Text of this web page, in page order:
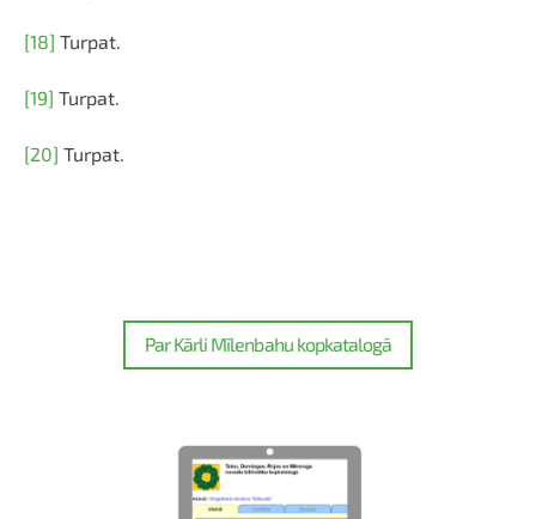
[18] Turpat.
[19] Turpat.
[20] Turpat.
Par Kārli Mīlenbahu kopkatalogā